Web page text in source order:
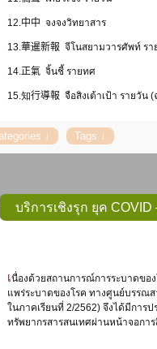
12.中中 จงจงวิทยาสาร
13.華暹新報 จีโนสยามวารศัพท์ รา
14.正氣 จิ้นชี้ รายทศ
15.知行導報 จือสิงเต้าเป้า รายวัน
บริการเชิงรุก ยุค
เนื่องด้วยสถานการณ์การระบาดของโรค COVID – 19 ทำให้ศูนย์บรรณสารสนเทศ มีความจำเป็นต้องปิดให้บริการชั่วคราว เพื่อหลีกเลี่ยงการ
แพร่ระบาดของโรค ทางศูนย์บรรณส
ในภาคเรียนที่ 2/2562) จึงได้มีการ
ทรัพยากรสารสนเทศผ่านหน้าจอกา